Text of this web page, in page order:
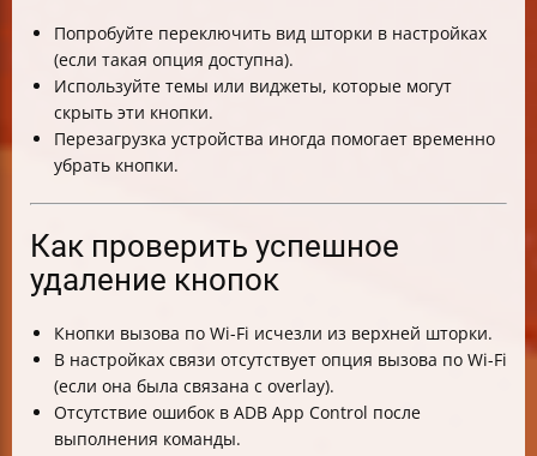
Попробуйте переключить вид шторки в настройках
(если такая опция доступна).
Используйте темы или виджеты, которые могут
скрыть эти кнопки.
Перезагрузка устройства иногда помогает временно
убрать кнопки.
Как проверить успешное
удаление кнопок
Кнопки вызова по Wi-Fi исчезли из верхней шторки.
В настройках связи отсутствует опция вызова по Wi-Fi
(если она была связана с overlay).
Отсутствие ошибок в ADB App Control после
выполнения команды.